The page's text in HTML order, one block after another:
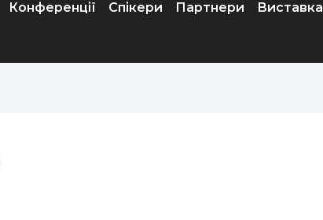
Конференції Спікери Партнери Виставка